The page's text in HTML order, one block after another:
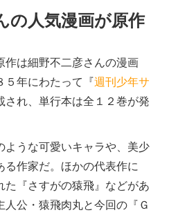
の人気漫画が原作
作は細野不二彦さんの漫画
５年にわたって『週刊少年サ
され、単行本は全１２巻が発
うな可愛いキャラや、美少
作家だ。ほかの代表作に
た『さすがの猿飛』などがあ
人公・猿飛肉丸と今回の『Ｇ